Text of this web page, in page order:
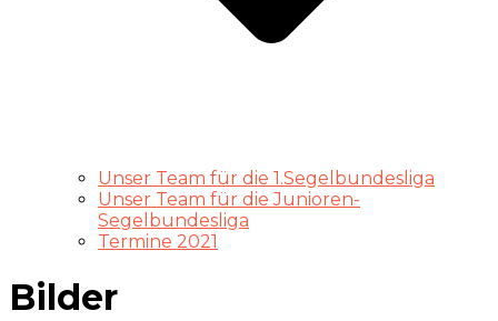
Unser Team für die 1.Segelbundesliga
Unser Team für die Junioren-
Segelbundesliga
Termine 2021
Bilder